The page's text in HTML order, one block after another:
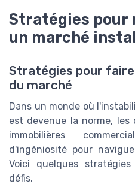
Stratégies pour
un marché
Stratégies pour
du marché
Dans un monde où
est devenue la norme,
immobilières
d'ingéniosité pour
Voici quelques
défis.